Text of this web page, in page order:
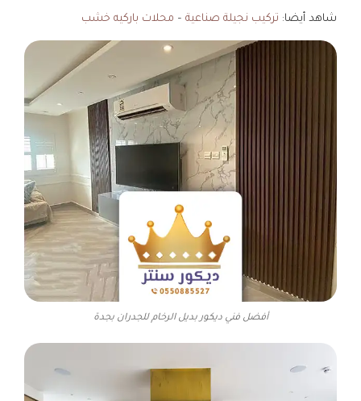
شاهد أيضا: تركيب نجيلة صناعية – محلات باركيه خشب
أفضل فني ديكور بديل الرخام للجدران بجدة